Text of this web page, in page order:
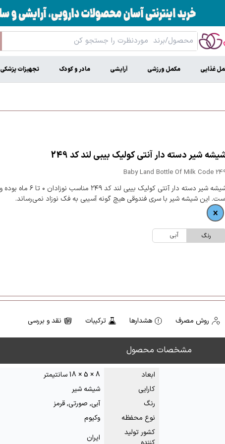
غذایی مکمل ورزشی آرایشی مادر و کودک تجهیزات پزشکی
شیر دسته دار آنتی کولیک بیبی لند کد 249
Baby Land Bottle Of Milk Code
این شیشه شیر با سری فندوقی هیچ گونه آسیبی به فک نوزاد نمی‌رساند.
رنگ آبی
روش مصرف هشدارها ترکیبات نقد و بررسی
مشخصات محصول
ابعاد
8 × 5 × 18 سانتیمتر
کارایی
شیشه شیر
رنگ
آبی, صورتی, قرمز
نوع محفظه
وکیوم
کشور تولید
ایران